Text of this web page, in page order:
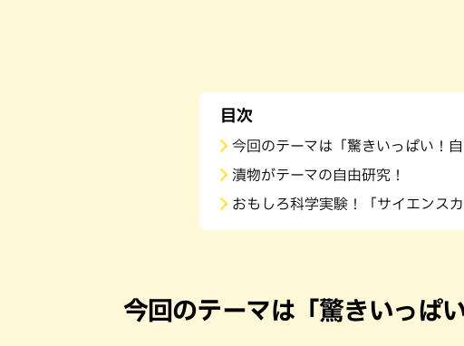
目次
今回のテーマは「驚きいっぱい！自
漬物がテーマの自由研究！
おもしろ科学実験！「サイエンス
今回のテーマは「驚きいっぱ